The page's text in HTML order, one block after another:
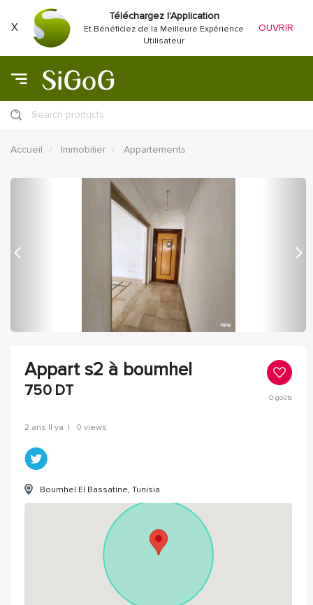
X
Téléchargez l'Application
Et Bénéficiez de la Meilleure Expérience
Utilisateur
OUVRIR
Search products
Accueil Immobilier Appartements
Appart s2 à boumhel
750 DT 0goûts
2 ans Il ya | 0 views
Boumhel El Bassatine, Tunisia